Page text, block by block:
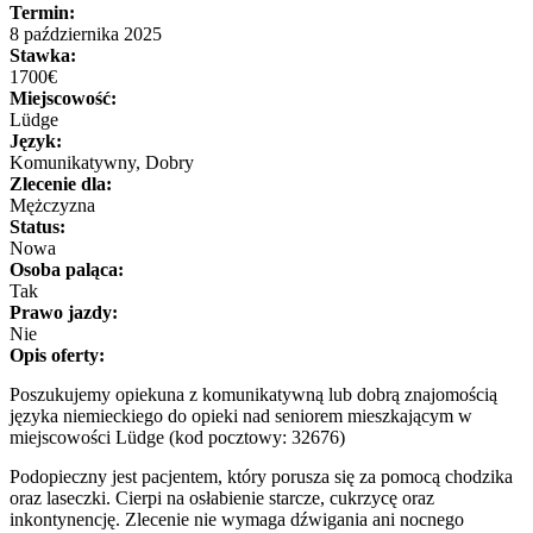
Termin:
8 października 2025
Stawka:
1700€
Miejscowość:
Lüdge
Język:
Komunikatywny, Dobry
Zlecenie dla:
Mężczyzna
Status:
Nowa
Osoba paląca:
Tak
Prawo jazdy:
Nie
Opis oferty:
Poszukujemy opiekuna z komunikatywną lub dobrą znajomością
języka niemieckiego do opieki nad seniorem mieszkającym w
miejscowości Lüdge (kod pocztowy: 32676)
Podopieczny jest pacjentem, który porusza się za pomocą chodzika
oraz laseczki. Cierpi na osłabienie starcze, cukrzycę oraz
inkontynencję. Zlecenie nie wymaga dźwigania ani nocnego